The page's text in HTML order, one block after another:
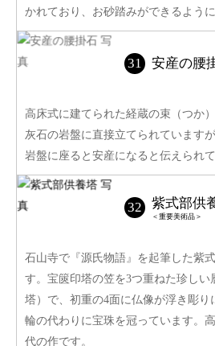
かれており、お砂踏みができるよう
安産の腰
高床式に建てられた経蔵の束（つか
灰石の岩盤に直接立てられています
岩盤に座ると安産になると伝えられて
紫式部供
＜重要美術品＞
石山寺で『源氏物語』を起筆した紫
す。宝篋印塔の笠を3つ重ねた珍しい
塔）で、初重の4面に仏像が浮き彫り
輪の代わりに宝珠を冠っています。
代の作です。